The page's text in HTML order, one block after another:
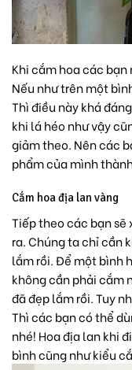
Khi cắm hoa các
Nếu như trên một
Thì điều này khá
khi lá héo như vậy
giảm theo. Nên các
phẩm của mình
Cắm hoa địa lan vàng
Tiếp theo các bạn
ra. Chúng ta chỉ cần
lắm rồi. Để một bình
không cần phải cắm
đã đẹp lắm rồi. Tuy
Thì các bạn có thể
nhé! Hoa địa lan khi
bình cũng như kiểu